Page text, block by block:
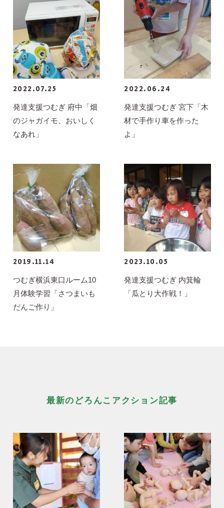
2022.07.25
発達支援つむぎ 府中「畑
のジャガイモ、おいしく
なあれ」
2022.06.24
発達支援つむぎ 宮下「木
材で手作り車を作った
よ」
2019.11.14
つむぎ横浜東口ルーム10
月体験学習「さつまいも
だんご作り」
2023.10.05
発達支援つむぎ 内箕輪
「瓜とり大作戦！」
最新のどろんこアクション記事